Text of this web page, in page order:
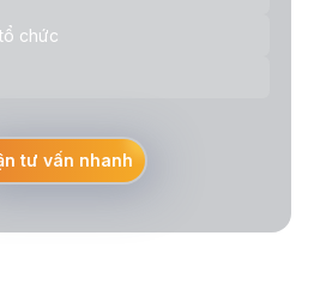
tư vấn nhanh